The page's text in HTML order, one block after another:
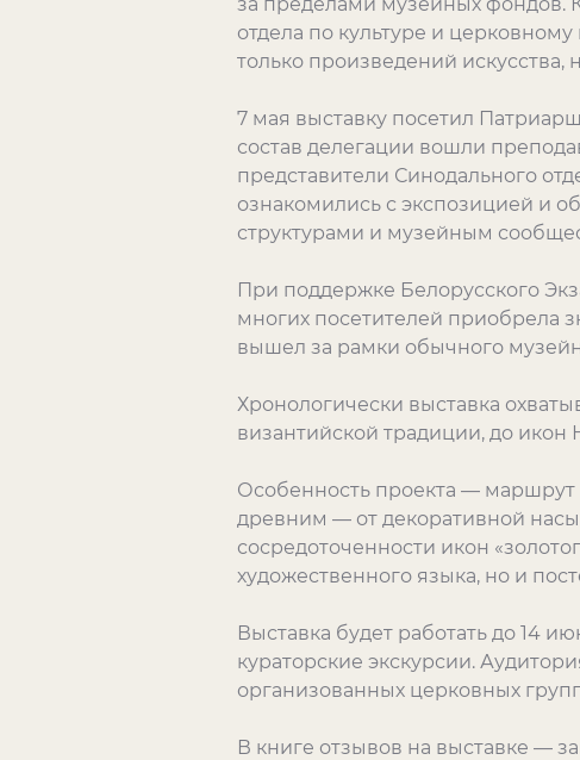
отдела по культуре и
только произведений искусства,
7 мая выставку посетил
состав делегации вошли
представители Синодального
ознакомились с экспозицией и
структурами и музейным
При поддержке Белорусского
многих посетителей приобрела
вышел за рамки обычного
Хронологически выставка
византийской традиции, до
Особенность проекта — маршрут
древним — от декоративной
сосредоточенности икон
художественного языка, но и
Выставка будет работать до 14
кураторские экскурсии.
организованных церковных
В книге отзывов на выставке —